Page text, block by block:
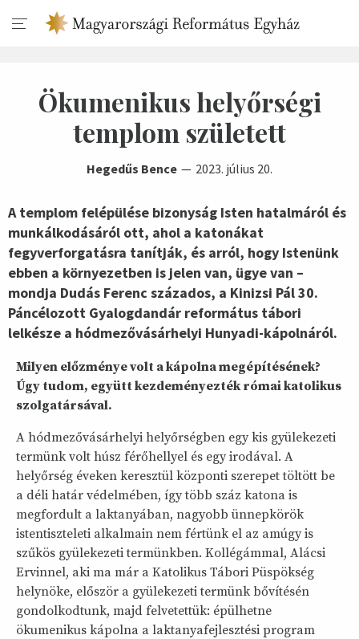
Ökumenikus helyőrségi
templom született
Hegedűs Bence 2023. július 20.
A templom felépülése bizonyság Isten hatalmáról és
munkálkodásáról ott, ahol a katonákat
fegyverforgatásra tanítják, és arról, hogy Istenünk
ebben a környezetben is jelen van, ügye van –
mondja Dudás Ferenc százados, a Kinizsi Pál 30.
Páncélozott Gyalogdandár református tábori
lelkésze a hódmezővásárhelyi Hunyadi-kápolnáról.
Milyen előzménye volt a kápolna megépítésének?
Úgy tudom, együtt kezdeményezték római katolikus
szolgatársával.
A hódmezővásárhelyi helyőrségben egy kis gyülekezeti
termünk volt húsz férőhellyel és egy irodával. A
helyőrség éveken keresztül központi szerepet töltött be
a déli határ védelmében, így több száz katona is
megfordult a laktanyában, nagyobb ünnepkörök
istentiszteleti alkalmain nem fértünk el az amúgy is
szűkös gyülekezeti termünkben. Kollégámmal, Alácsi
Ervinnel, aki ma már a Katolikus Tábori Püspökség
helynöke, először a gyülekezeti termünk bővítésén
gondolkodtunk, majd felvetettük: épülhetne
ökumenikus kápolna a laktanyafejlesztési program